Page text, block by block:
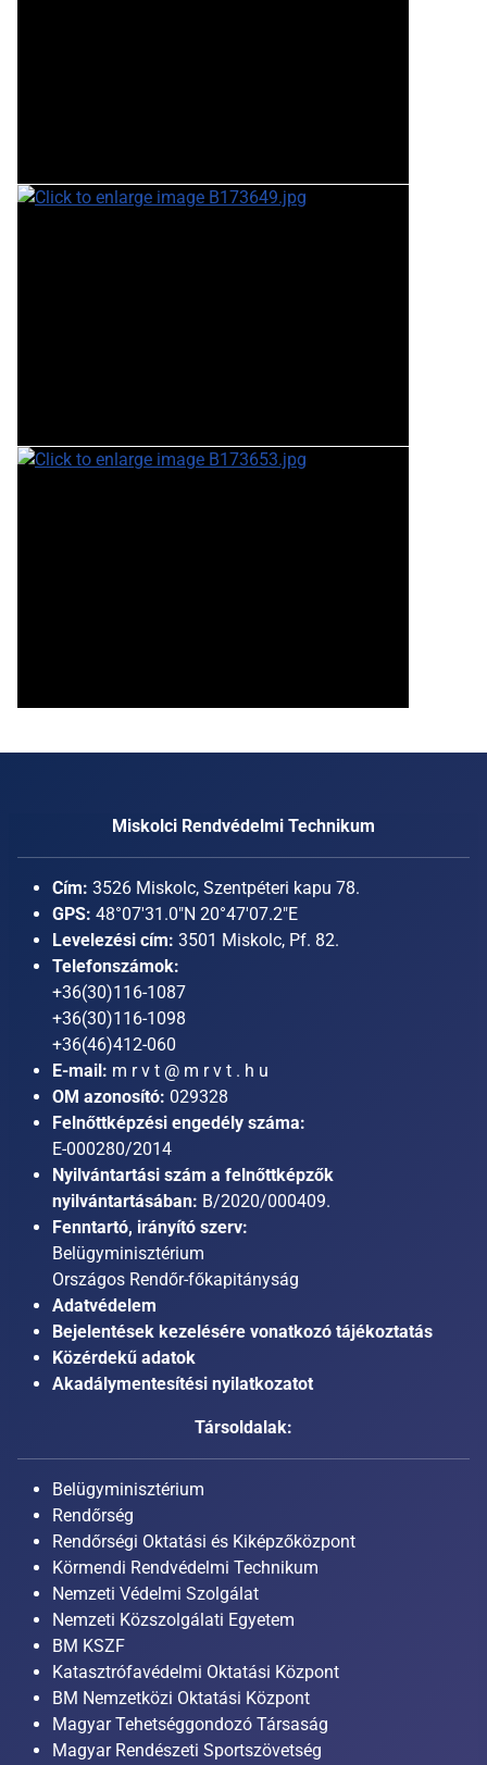
Miskolci Rendvédelmi Technikum
Cím: 3526 Miskolc, Szentpéteri kapu 78.
GPS: 48°07'31.0"N 20°47'07.2"E
Levelezési cím: 3501 Miskolc, Pf. 82.
Telefonszámok:
+36(30)116-1087
+36(30)116-1098
+36(46)412-060
E-mail: m r v t @ m r v t . h u
OM azonosító: 029328
Felnőttképzési engedély száma:
E-000280/2014
Nyilvántartási szám a felnőttképzők
nyilvántartásában: B/2020/000409.
Fenntartó, irányító szerv:
Belügyminisztérium
Országos Rendőr-főkapitányság
Adatvédelem
Bejelentések kezelésére vonatkozó tájékoztatás
Közérdekű adatok
Akadálymentesítési nyilatkozatot
Társoldalak:
Belügyminisztérium
Rendőrség
Rendőrségi Oktatási és Kiképzőközpont
Körmendi Rendvédelmi Technikum
Nemzeti Védelmi Szolgálat
Nemzeti Közszolgálati Egyetem
BM KSZF
Katasztrófavédelmi Oktatási Központ
BM Nemzetközi Oktatási Központ
Magyar Tehetséggondozó Társaság
Magyar Rendészeti Sportszövetség